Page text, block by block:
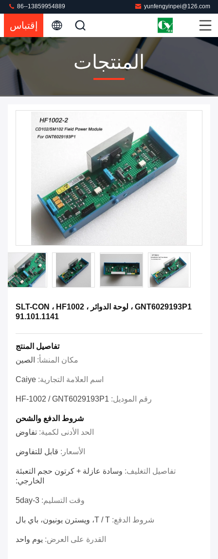
yunfengyinpei@126.com
86--13859954889
إقتباس
المنتجات
GNT6029193P1 ، لوحة الدوائر SLT-CON ، HF1002 ،
91.101.1141
تفاصيل المنتج
مكان المنشأ: الصين
اسم العلامة التجارية: Caiye
رقم الموديل: HF-1002 / GNT6029193P1
شروط الدفع والشحن
الحد الأدنى لكمية: تفاوض
الأسعار: قابل للتفاوض
تفاصيل التغليف: وسادة عازلة + كرتون حجم التعبئة
الخارجي:
وقت التسليم: 3-5day
شروط الدفع: T / T، ويسترن يونيون، باي بال
القدرة على العرض: يوم واحد